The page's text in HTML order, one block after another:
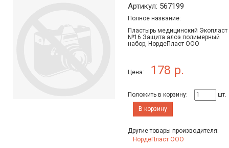
Артикул: 567199
Полное название:
Пластырь медицинский Экопласт
№16 Защита алоэ полимерный
набор, НордеПласт ООО
Цена: 178 р.
Положить в корзину:
шт.
В корзину
Другие товары производителя:
НордеПласт ООО